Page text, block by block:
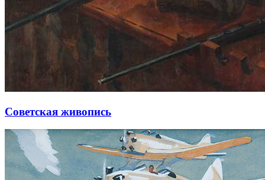
Советская живопись